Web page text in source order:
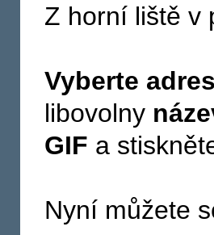
Z horní liště v
Vyberte
libovolny
GIF a
Nyní můžete